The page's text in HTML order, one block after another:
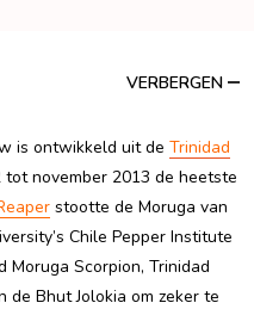
VERBERGEN
is ontwikkeld uit de Trinidad
november 2013 de heetste
stootte de Moruga van
Chile Pepper Institute
Scorpion, Trinidad
Bhut Jolokia om zeker te